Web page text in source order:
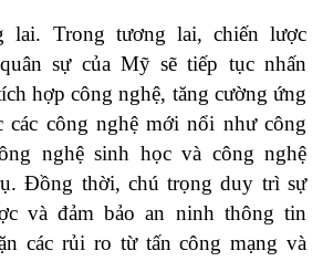
lai. Trong tương lai, chiến lược
sự của Mỹ sẽ tiếp tục nhấn
hợp công nghệ, tăng cường ứng
các công nghệ mới nổi như công
nghệ sinh học và công nghệ
Đồng thời, chú trọng duy trì sự
và đảm bảo an ninh thông tin
các rủi ro từ tấn công mạng và